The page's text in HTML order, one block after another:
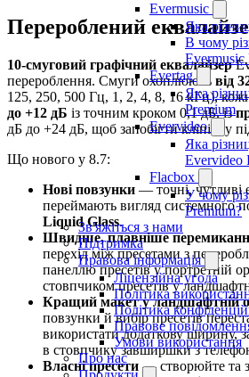
Evermusic
Яка
В чому
Evermusic
Evertag
Яка
Premium
Evervideo
Яка
Evervideo
Flacbox
У чому
Premium?
Зв'яжіться з нами
Підтримка
Правова інформація
Ліцензійна угода
Політика
Політика
Правове
Умови використання
Про нас
Перероблений
10-смуговий графічний еквалайзер
перероблення. Смуги охоплюють від
125, 250, 500 Гц, 1, 2, 4, 8, 16 кГц),
до +12 дБ із точним кроком 0,1 дБ, із
дБ до +24 дБ, щоб запобігти кліпінгу
Що нового у 8.7:
Нові повзунки — точні, чутливі
переймають вигляд системного
Liquid Glass.
Швидше, плавніше
перехід між пресетами з
панеллю пресетів у портретній
стовпчиком пресетів у
Кращий макет у ландшафтній
повзунки й вибір пресетів
використати додаткову ширину,
в стовпчику завширшки з
Власні пресети — створюйте та